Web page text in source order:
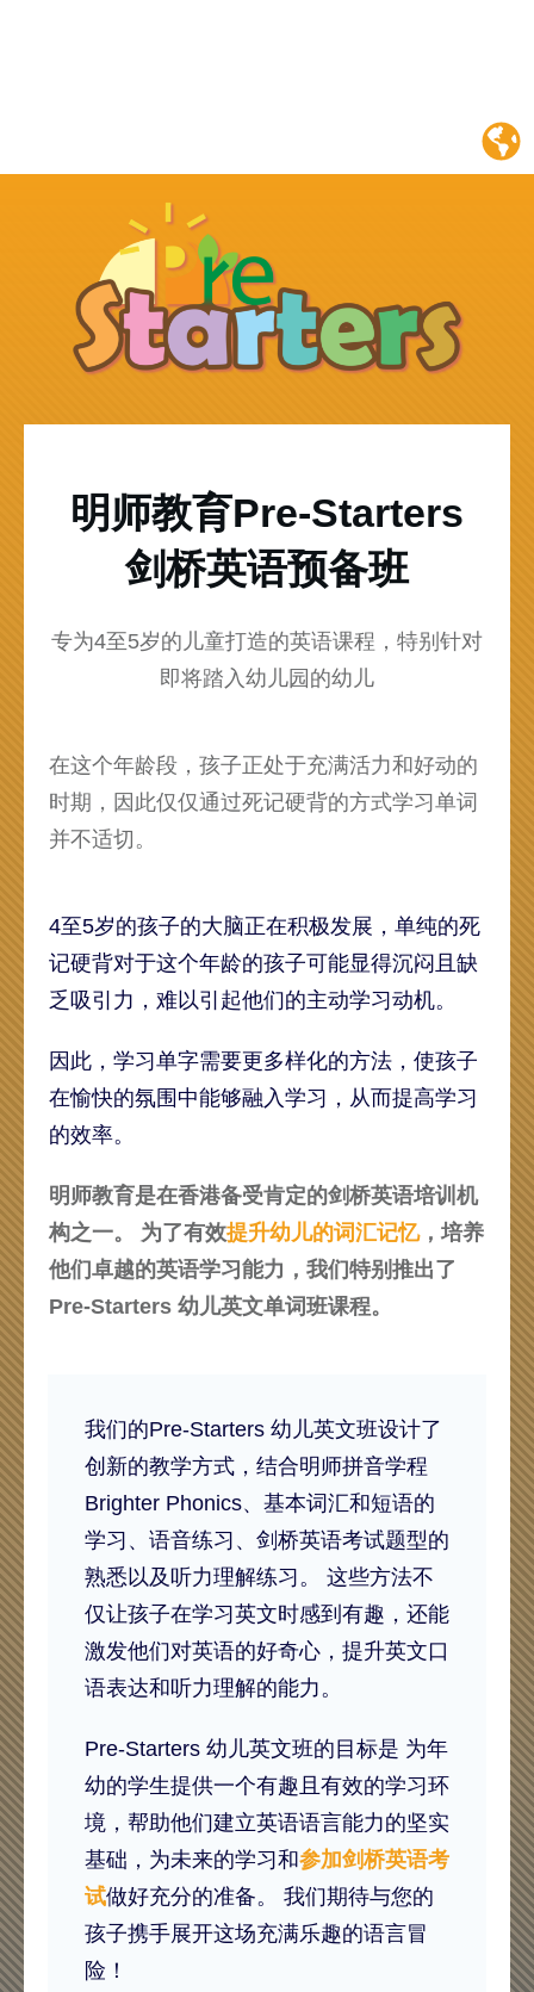
明师教育Pre-Starters
剑桥英语预备班
专为4至5岁的儿童打造的英语课程，特别针对
即将踏入幼儿园的幼儿
在这个年龄段，孩子正处于充满活力和好动的
时期，因此仅仅通过死记硬背的方式学习单词
并不适切。
4至5岁的孩子的大脑正在积极发展，单纯的死
记硬背对于这个年龄的孩子可能显得沉闷且缺
乏吸引力，难以引起他们的主动学习动机。
因此，学习单字需要更多样化的方法，使孩子
在愉快的氛围中能够融入学习，从而提高学习
的效率。
明师教育是在香港备受肯定的剑桥英语培训机
构之一。 为了有效提升幼儿的词汇记忆，培养
他们卓越的英语学习能力，我们特别推出了
Pre-Starters 幼儿英文单词班课程。
我们的Pre-Starters 幼儿英文班设计了
创新的教学方式，结合明师拼音学程
Brighter Phonics、基本词汇和短语的
学习、语音练习、剑桥英语考试题型的
熟悉以及听力理解练习。 这些方法不
仅让孩子在学习英文时感到有趣，还能
激发他们对英语的好奇心，提升英文口
语表达和听力理解的能力。
Pre-Starters 幼儿英文班的目标是 为年
幼的学生提供一个有趣且有效的学习环
境，帮助他们建立英语语言能力的坚实
基础，为未来的学习和参加剑桥英语考
试做好充分的准备。 我们期待与您的
孩子携手展开这场充满乐趣的语言冒
险！